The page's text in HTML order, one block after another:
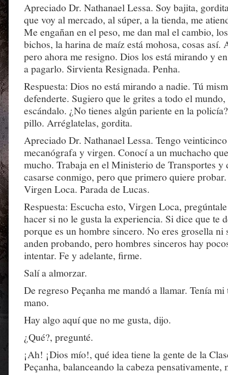
Apreciado Dr. Nathanael Lessa. Soy bajita,
que voy al mercado, al súper, a la tienda, me
Me engañan en el peso, me dan mal el cambio,
bichos, la harina de maíz está mohosa, cosas así.
pero ahora me resigno. Dios los está mirando y
a pagarlo. Sirvienta Resignada. Penha.
Respuesta: Dios no está mirando a nadie. Tú
defenderte. Sugiero que le grites a todo el mundo,
escándalo. ¿No tienes algún pariente en la
pillo. Arréglatelas, gordita.
Apreciado Dr. Nathanael Lessa. Tengo
mecanógrafa y virgen. Conocí a un muchacho
mucho. Trabaja en el Ministerio de Transportes y
casarse conmigo, pero que primero quiere
Virgen Loca. Parada de Lucas.
Respuesta: Escucha esto, Virgen Loca,
hacer si no le gusta la experiencia. Si dice que te
porque es un hombre sincero. No eres grosella ni
anden probando, pero hombres sinceros hay
intentar. Fe y adelante, firme.
Salí a almorzar.
De regreso Peçanha me mandó a llamar. Tenía
mano.
Hay algo aquí que no me gusta, dijo.
¿Qué?, pregunté.
¡Ah! ¡Dios mío!, qué idea tiene la gente de la
Peçanha, balanceando la cabeza pensativamente,